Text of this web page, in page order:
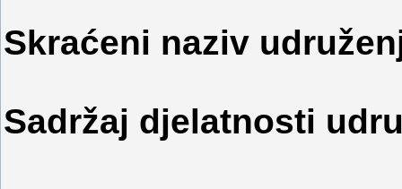
Skraćeni naziv
Sadržaj djelatnosti